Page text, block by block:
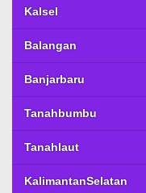
Kalsel
Balangan
Banjarbaru
Tanahbumbu
Tanahlaut
KalimantanSelatan